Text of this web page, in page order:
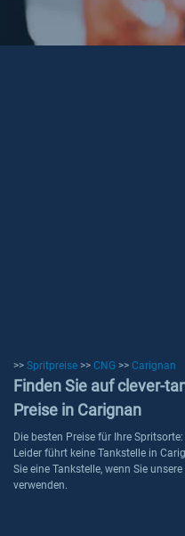
>> Spritpreise >> CNG >> Carignan
Finden Sie auf clever-
Preise in Carignan
Die besten Preise für Ihre Spritsorte:
Leider führt keine Tankstelle in
Sie eine Tankstelle, wenn Sie
verwenden.